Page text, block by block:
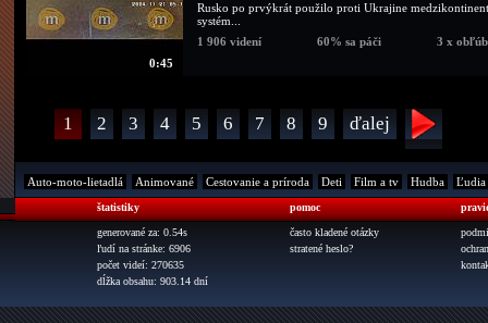
0:45
Rusko po prvýkrát použilo proti Ukrajine
systém...
1 906 videní
60% sa páči 3 x
1 2 3 4 5 6 7 8 9 ďalej
Auto-moto-lietadlá Animované Cestovanie a príroda Deti Film a tv Hudba Ľudia
štatistiky
generované za: 0.54s
ľudí na stránke: 6906
počet videí: 270635
dĺžka obsahu: 903.14 dní
pomoc
často kladené otázky
stratené heslo?